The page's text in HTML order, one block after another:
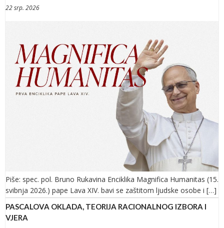
22 srp. 2026
Piše: spec. pol. Bruno Rukavina Enciklika Magnifica Humanitas (15.
svibnja 2026.) pape Lava XIV. bavi se zaštitom ljudske osobe i […]
PASCALOVA OKLADA, TEORIJA RACIONALNOG IZBORA I
VJERA